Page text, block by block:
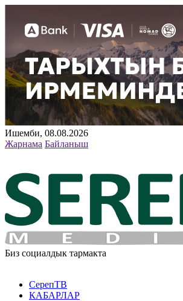
Ишемби, 08.08.2026
Жарнама Байланыш
Биз социалдык тармакта
СерепТВ
КАБАРЛАР